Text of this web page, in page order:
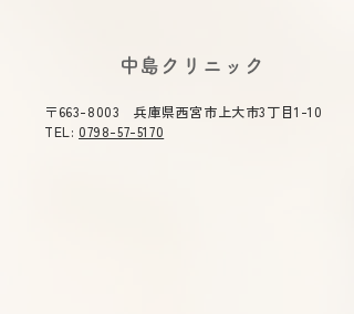
下剤のラクな飲み方｜大
​中島クリニック
〒663-8003 兵庫県西宮市上大市3丁目1-10
TEL:0798-57-5170